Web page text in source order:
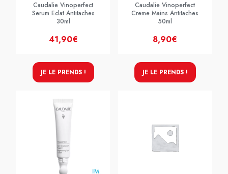
Caudalie Vinoperfect
Serum Eclat Antitaches
30ml
41,90€
JE LE PRENDS !
Caudalie Vinoperfect
Creme Mains Antitaches
50ml
8,90€
JE LE PRENDS !